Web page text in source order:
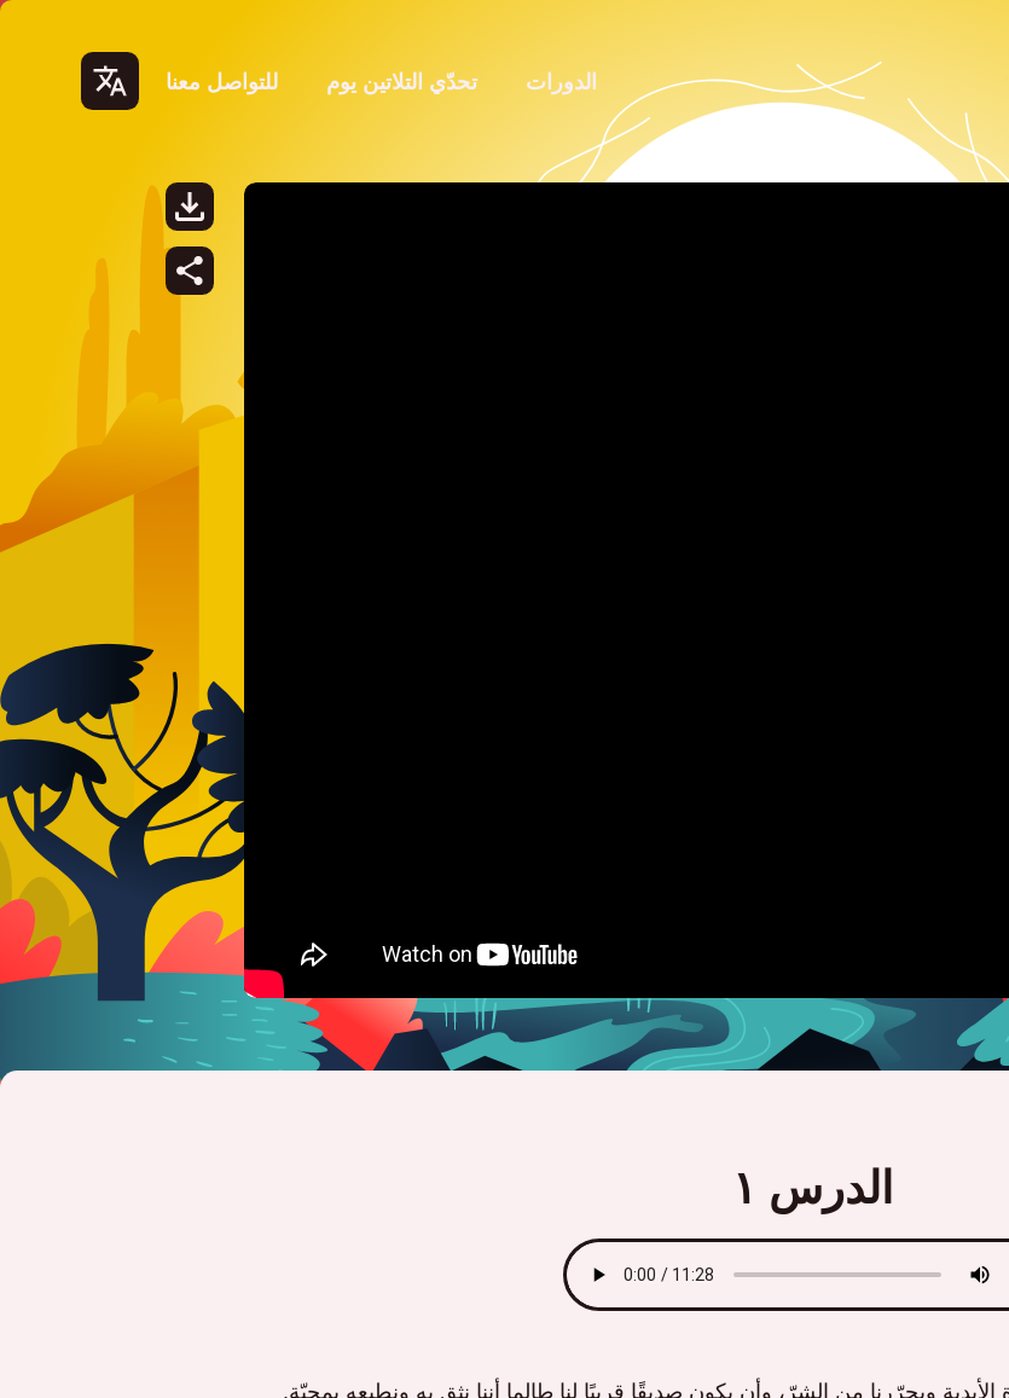
الدورات تحدّي التلاتين يوم للتواصل معنا
الدرس ١
الأبدية ويحرّرنا من الشرّ، وأن يكون صديقًا قريبًا لنا طالما أننا نثق به ونطيعه بمحبّة.